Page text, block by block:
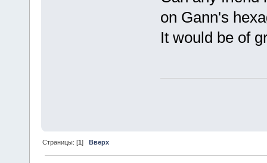
on Gann's
It would be of
Страницы: [1]Вверх